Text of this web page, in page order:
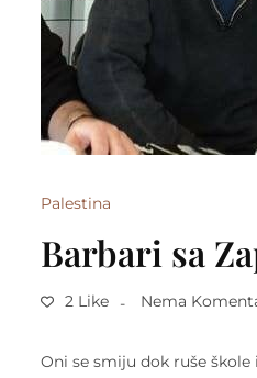
Palestina
Barbari sa
2 Like Nema
Oni se smiju dok ruše škole